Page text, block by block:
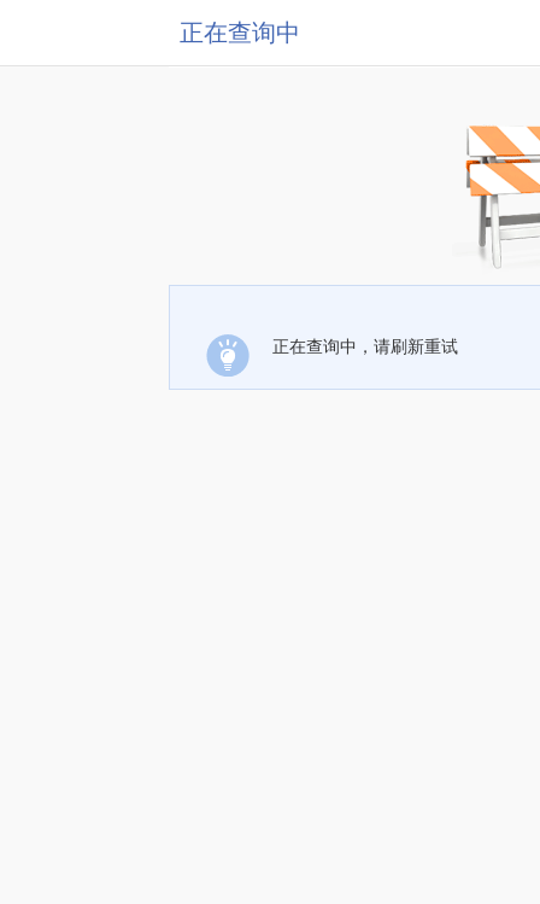
正在查询中
正在查询中，请刷新重试